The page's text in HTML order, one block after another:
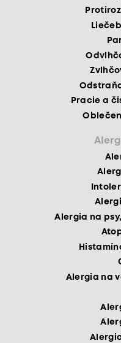
Pracie a
Alergia na
Alergia na